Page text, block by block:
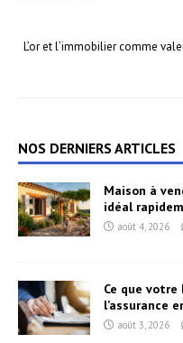
L’or et l’immobilier comme
NOS DERNIERS ARTICLES
Maison à
idéal
août 4, 2026
Ce que
l’assurance
août 3, 2026